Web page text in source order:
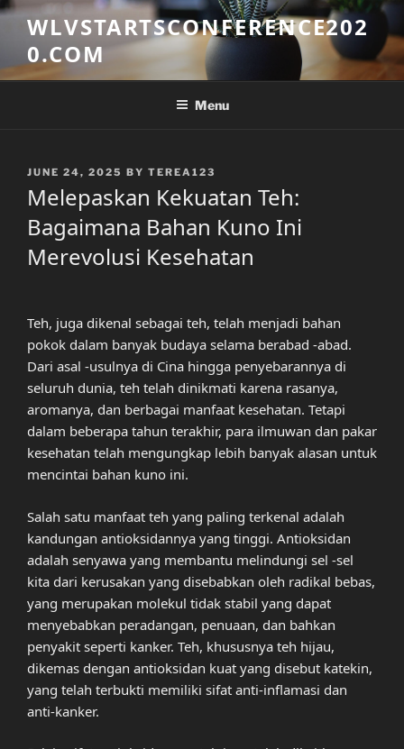
Skip
content
WLVSTARTSCONFERENCE202
0.COM
Menu
POSTED
JUNE 24, 2025 BY TEREA123
Melepaskan Kekuatan Teh:
Bagaimana Bahan Kuno Ini
Merevolusi Kesehatan
Teh, juga dikenal sebagai teh, telah menjadi bahan
pokok dalam banyak budaya selama berabad -abad.
Dari asal -usulnya di Cina hingga penyebarannya di
seluruh dunia, teh telah dinikmati karena rasanya,
aromanya, dan berbagai manfaat kesehatan. Tetapi
dalam beberapa tahun terakhir, para ilmuwan dan pakar
kesehatan telah mengungkap lebih banyak alasan untuk
mencintai bahan kuno ini.
Salah satu manfaat teh yang paling terkenal adalah
kandungan antioksidannya yang tinggi. Antioksidan
adalah senyawa yang membantu melindungi sel -sel
kita dari kerusakan yang disebabkan oleh radikal bebas,
yang merupakan molekul tidak stabil yang dapat
menyebabkan peradangan, penuaan, dan bahkan
penyakit seperti kanker. Teh, khususnya teh hijau,
dikemas dengan antioksidan kuat yang disebut katekin,
yang telah terbukti memiliki sifat anti-inflamasi dan
anti-kanker.